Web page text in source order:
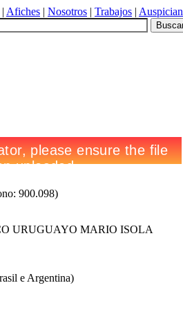
| Afiches | Nosotros | Trabajos | Auspician
900.098)
URUGUAYO MARIO ISOLA
e Argentina)